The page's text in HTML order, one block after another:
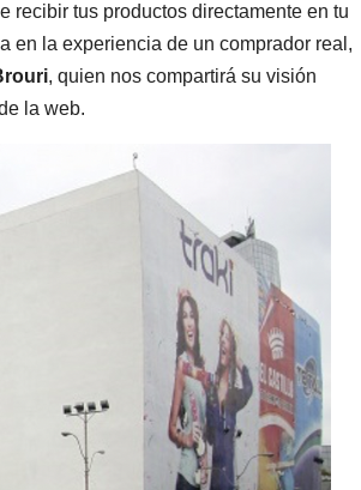
recibir tus productos directamente en tu
en la experiencia de un comprador real,
, quien nos compartirá su visión
la web.